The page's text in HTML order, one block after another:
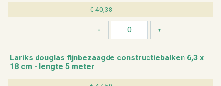
€ 40,38
La­riks dou­g­las fijn­be­zaag­de con­struc­tie­bal­ken 6,3 x
18 cm - leng­te 5 meter